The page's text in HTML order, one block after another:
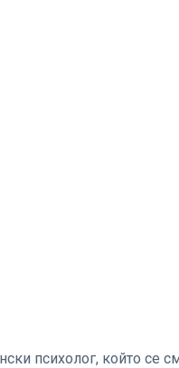
психолог, който се